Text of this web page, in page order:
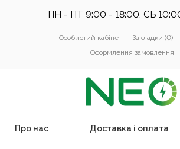
ПН - ПТ 9:00 - 18:00, СБ
Особистий кабінет Закладки (0)
Оформлення замовлення
Про нас Доставка і оплата